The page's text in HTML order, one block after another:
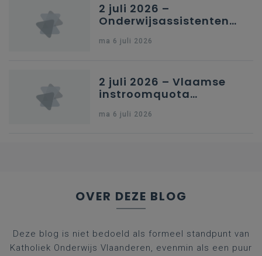
2 juli 2026 –
Onderwijsassistenten
kleuteronderwijs
ma 6 juli 2026
2 juli 2026 – Vlaamse
instroomquota
federale RIZIV-
ma 6 juli 2026
OVER DEZE BLOG
Deze blog is niet bedoeld als formeel standpunt van
Katholiek Onderwijs Vlaanderen, evenmin als een puur